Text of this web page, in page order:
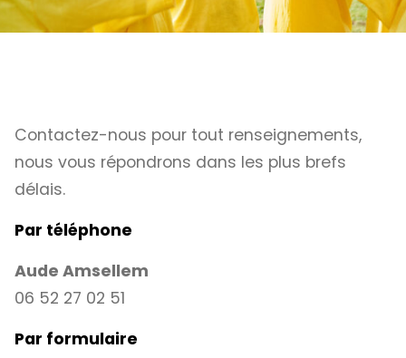
Contactez-nous pour tout renseignements,
nous vous répondrons dans les plus brefs
délais.
Par téléphone
Aude Amsellem
06 52 27 02 51
Par formulaire